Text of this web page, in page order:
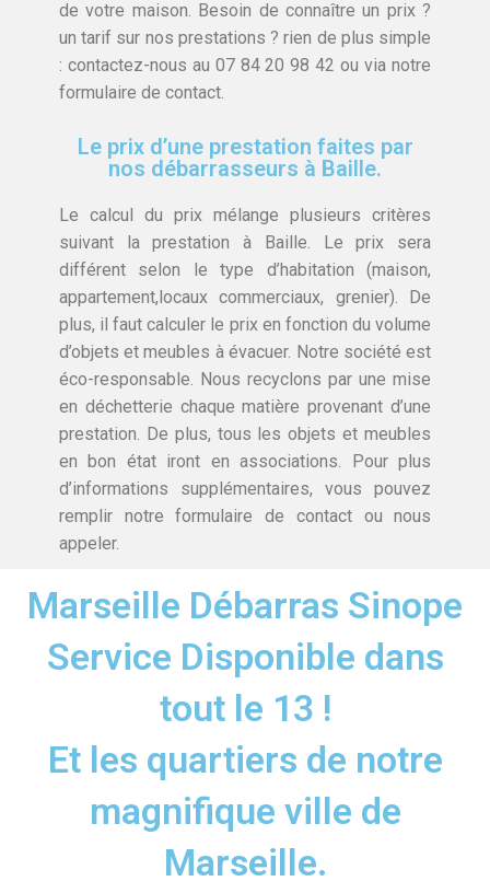
de votre maison. Besoin de connaître un prix ?
un tarif sur nos prestations ? rien de plus simple
: contactez-nous au 07 84 20 98 42 ou via notre
formulaire de contact.
Le prix d’une prestation faites par
nos débarrasseurs à Baille.
Le calcul du prix mélange plusieurs critères
suivant la prestation à Baille. Le prix sera
différent selon le type d’habitation (maison,
appartement,locaux commerciaux, grenier). De
plus, il faut calculer le prix en fonction du volume
d’objets et meubles à évacuer. Notre société est
éco-responsable. Nous recyclons par une mise
en déchetterie chaque matière provenant d’une
prestation. De plus, tous les objets et meubles
en bon état iront en associations. Pour plus
d’informations supplémentaires, vous pouvez
remplir notre formulaire de contact ou nous
appeler.
Marseille Débarras Sinope
Service Disponible dans
tout le 13 !
Et les quartiers de notre
magnifique ville de
Marseille.